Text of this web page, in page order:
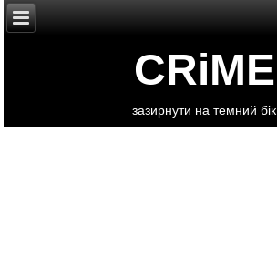
CRiME
зазирнути на темний бік